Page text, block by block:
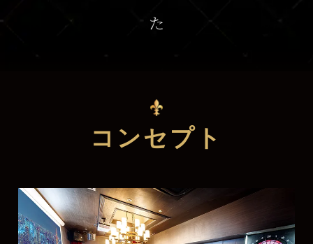
た
コンセプト